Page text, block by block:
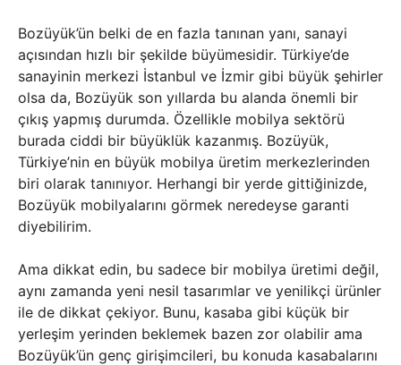
Bozüyük’ün belki de en fazla tanınan yanı, sanayi
açısından hızlı bir şekilde büyümesidir. Türkiye’de
sanayinin merkezi İstanbul ve İzmir gibi büyük şehirler
olsa da, Bozüyük son yıllarda bu alanda önemli bir
çıkış yapmış durumda. Özellikle mobilya sektörü
burada ciddi bir büyüklük kazanmış. Bozüyük,
Türkiye’nin en büyük mobilya üretim merkezlerinden
biri olarak tanınıyor. Herhangi bir yerde gittiğinizde,
Bozüyük mobilyalarını görmek neredeyse garanti
diyebilirim.
Ama dikkat edin, bu sadece bir mobilya üretimi değil,
aynı zamanda yeni nesil tasarımlar ve yenilikçi ürünler
ile de dikkat çekiyor. Bunu, kasaba gibi küçük bir
yerleşim yerinden beklemek bazen zor olabilir ama
Bozüyük’ün genç girişimcileri, bu konuda kasabalarını